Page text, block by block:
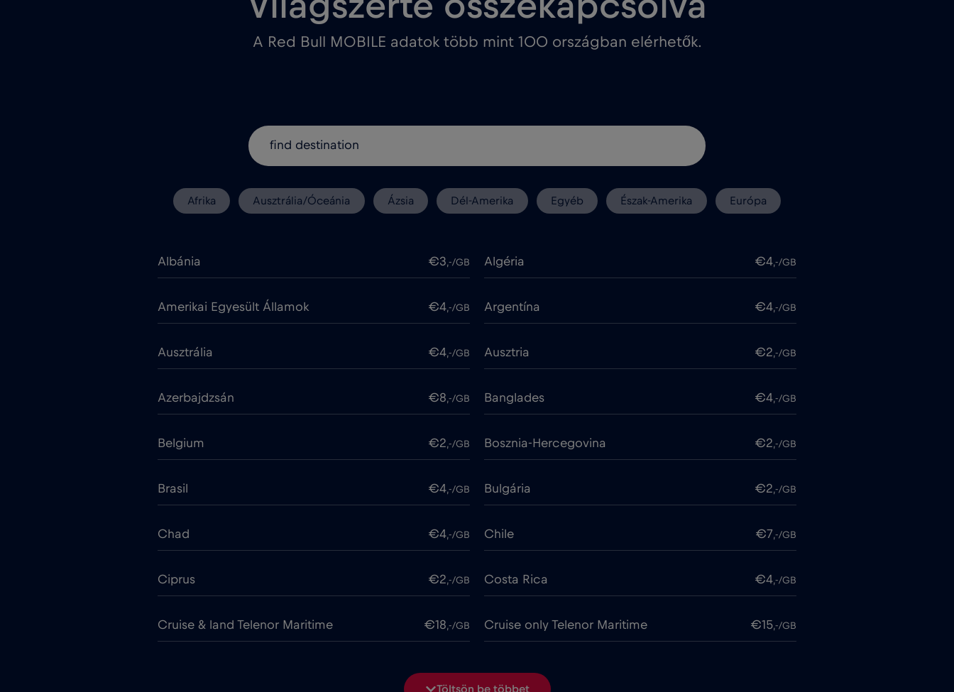
A Red Bull MOBILE adatok több mint 100 országban elérhetők.
Afrika Ausztrália/Óceánia Ázsia Dél-Amerika Egyéb Észak-Amerika Európa
Albánia €3,-/GB Algéria €4,-/GB
Amerikai Egyesült Államok €4,-/GB Argentína €4,-/GB
Ausztrália €4,-/GB Ausztria €2,-/GB
Azerbajdzsán €8,-/GB Banglades €4,-/GB
Belgium €2,-/GB Bosznia-Hercegovina €2,-/GB
Brasil €4,-/GB Bulgária €2,-/GB
Chad €4,-/GB Chile €7,-/GB
Ciprus €2,-/GB Costa Rica €4,-/GB
Cruise & land Telenor Maritime €18,-/GB Cruise only Telenor Maritime €15,-/GB
€2,-/GB Dánia
Töltsön be többet